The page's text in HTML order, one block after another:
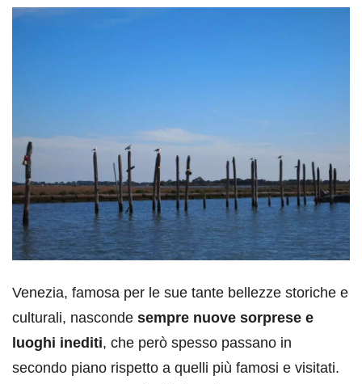
Venezia, famosa per le sue tante bellezze storiche e
culturali, nasconde sempre nuove sorprese e
luoghi inediti, che però spesso passano in
secondo piano rispetto a quelli più famosi e visitati.